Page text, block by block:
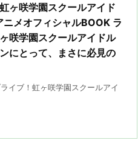
ヶ咲学園スクールアイド
メオフィシャルBOOK ラ
咲学園スクールアイドル
にとって、まさに必見の
イブ！虹ヶ咲学園スクールアイ